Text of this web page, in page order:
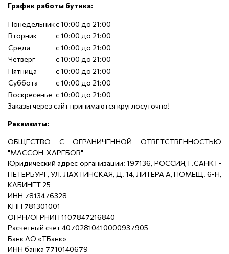
График работы бутика:
Понедельникс 10:00 до 21:00
Вторник
с 10:00 до 21:00
Среда
с 10:00 до 21:00
Четверг
с 10:00 до 21:00
Пятница
с 10:00 до 21:00
Суббота
с 10:00 до 21:00
Воскресенье с 10:00 до 21:00
Заказы через сайт принимаются круглосуточно!
Реквизиты:
ОБЩЕСТВО С ОГРАНИЧЕННОЙ ОТВЕТСТВЕННОСТЬЮ
"МАССОН-ХАРЕБОВ"
Юридический адрес организации: 197136, РОССИЯ, Г.САНКТ-
ПЕТЕРБУРГ, УЛ. ЛАХТИНСКАЯ, Д. 14, ЛИТЕРА А, ПОМЕЩ. 6-Н,
КАБИНЕТ 25
ИНН 7813476328
КПП 781301001
ОГРН/ОГРНИП 1107847216840
Расчетный счет 40702810410000937905
Банк АО «ТБанк»
ИНН банка 7710140679